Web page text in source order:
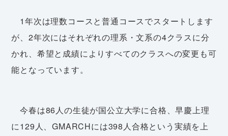
1年次は理数コースと普通コースでスタートします
が、2年次にはそれぞれの理系・文系の4クラスに分
かれ、希望と成績によりすべてのクラスへの変更も可
能となっています。
今春は86人の生徒が国公立大学に合格、早慶上理
に129人、GMARCHには398人合格という実績を上